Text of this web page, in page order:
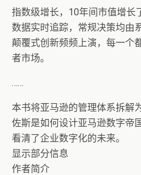
指数级增长，10年间市值增长
数据实时追踪，常规决策均由
颠覆式创新频频上演，每一个
者市场。
……
本书将亚马逊的管理体系拆解
佐斯是如何设计亚马逊数字帝
看清了企业数字化的未来。
显示部分信息
作者简介